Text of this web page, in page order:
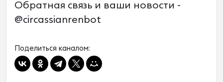
Обратная связь и ваши новости -
@circassianrenbot
Поделиться каналом: